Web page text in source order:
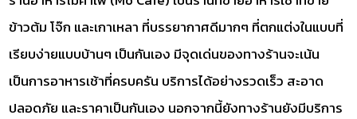
ข้าวต้ม โจ๊ก และเกาเหลา ที่บรรยากาศดีมากๆ ที่ตกแต่งในแบบที่
เรียบง่ายแบบบ้านๆ เป็นกันเอง มีจุดเด่นของทางร้านจะเน้น
เป็นการอาหารเช้าที่ครบครัน บริการได้อย่างรวดเร็ว สะอาด
ปลอดภัย และราคาเป็นกันเอง นอกจากนี้ยังทางร้านยังมีบริการ